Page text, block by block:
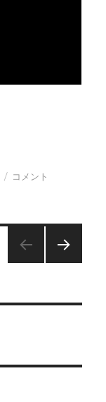
今
に
コメント